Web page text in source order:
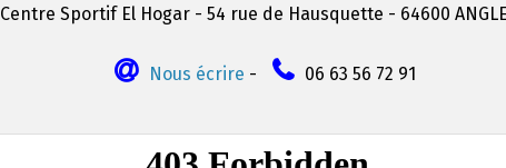
Centre Sportif El Hogar - 54 rue de Hausquette - 64600
Nous écrire - 06 63 56 72 91